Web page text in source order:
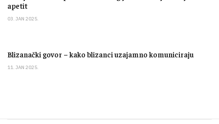
apetit
03. JAN 2025.
Blizanački govor – kako blizanci uzajamno komuniciraju
11. JAN 2025.